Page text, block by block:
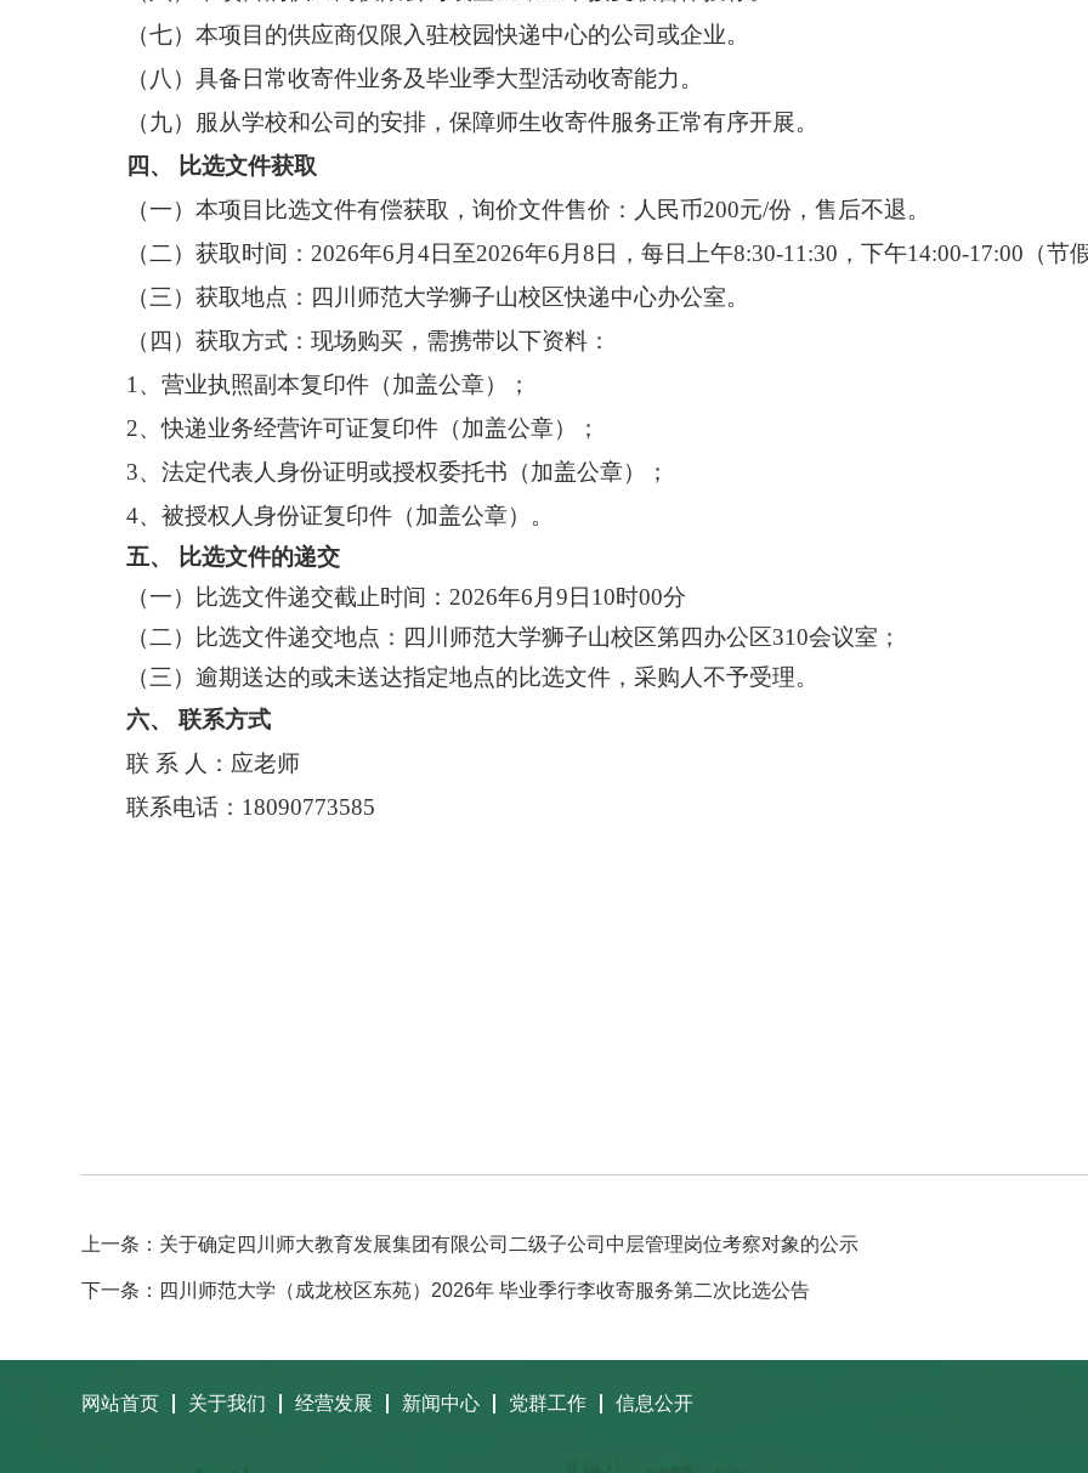
（七）本项目的供应商仅限入驻校园快递中心的公司或企业。
（八）具备日常收寄件业务及毕业季大型活动收寄能力。
（九）服从学校和公司的安排，保障师生收寄件服务正常有序开展。
四、
比选文件获取
（一）本项目 比选文件有偿获取，询价文件售价 ：人民币200元/份，售后不退。
（二）获取时间：2026年6月4日至2026年6月8 日，每日上午8:30-11:30，下午14:00-17:00（节
（三）获取地点： 四川师范大学狮子山校区快递中心办公室。
（ 四 ）获取方式：现场购买，需携带以下资料：
1、营业执照副本复印件（加盖公章）；
2、快递业务经营许可证复印件（加盖公章）；
3、法定代表人身份证明或授权委托书 （加盖公章）
；
4、被授权人身份证复印件 （加盖公章） 。
五、
比选文件的递交
（一）比选文件递交截止时间：2026年6月9 日 10时00分
（二）比选文件递交地点： 四川师范大学狮子山校区第四办公区310会议室；
（三）逾期送达的或未送达指定地点的比选文件，采购人不予受理。
六、
联系方式
联 系 人： 应老师
联系电话： 18090773585
上一条：关于确定四川师大教育发展集团有限公司二级子公司中层管理岗位考察对象的公示
下一条：四川师范大学（成龙校区东苑）2026年 毕业季行李收寄服务第二次比选公告
网站首页 关于我们 经营发展 新闻中心 党群工作 信息公开